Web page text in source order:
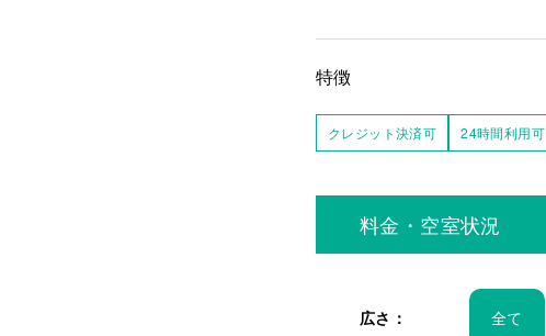
特徴
クレジット決済可 24時間利用可
料金・空室状況
広さ： 全て